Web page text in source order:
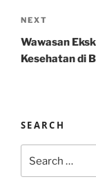
Next
Post
NEXT
Wawasan
Kesehatan di
SEARCH
for: